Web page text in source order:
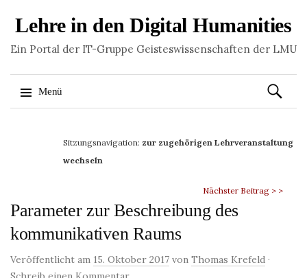
Lehre in den Digital Humanities
Ein Portal der IT-Gruppe Geisteswissenschaften der LMU
Menü
Suchen
nach:
Sitzungsnavigation: zur zugehörigen Lehrveranstaltung
wechseln
Nächster Beitrag > >
Parameter zur Beschreibung des
kommunikativen Raums
Veröffentlicht am 15. Oktober 2017 von Thomas Krefeld ·